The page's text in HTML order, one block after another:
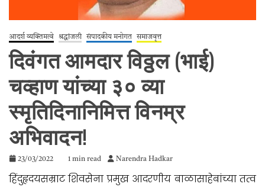
आदर्श व्यक्तिमत्वे श्रद्धांजली संपादकीय मनोगत समाजवृत्त
दिवंगत आमदार विठ्ठल (भाई)
चव्हाण यांच्या ३० व्या
स्मृतिदिनानिमित्त विनम्र
अभिवादन!
23/03/2022 1 min read Narendra Hadkar
हिंदुहृदयसम्राट शिवसेना प्रमुख आदरणीय बाळासाहेबांच्या तत्व